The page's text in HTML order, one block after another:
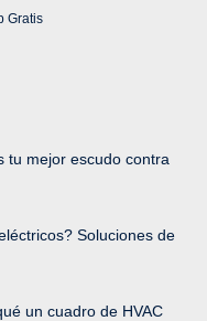
Gratis
tu mejor escudo contra
Soluciones de
un cuadro de HVAC